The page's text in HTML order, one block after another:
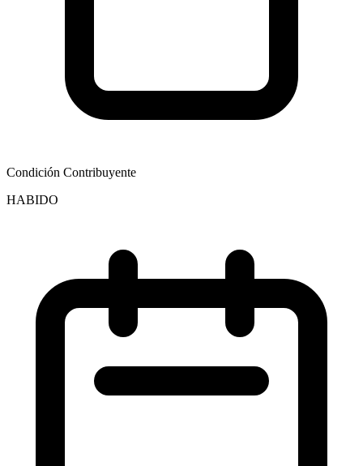
Condición Contribuyente
HABIDO